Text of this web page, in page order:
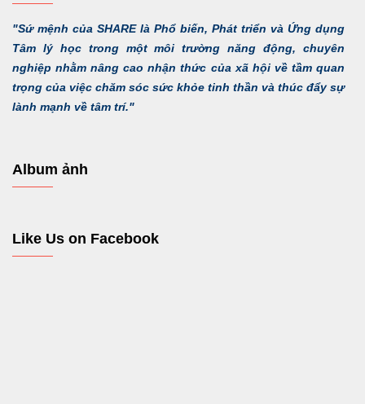
"Sứ mệnh của SHARE là Phổ biến, Phát triển và Ứng dụng
Tâm lý học trong một môi trường năng động, chuyên
nghiệp nhằm nâng cao nhận thức của xã hội về tầm quan
trọng của việc chăm sóc sức khỏe tinh thần và thúc đẩy sự
lành mạnh về tâm trí."
Album ảnh
Like Us on Facebook